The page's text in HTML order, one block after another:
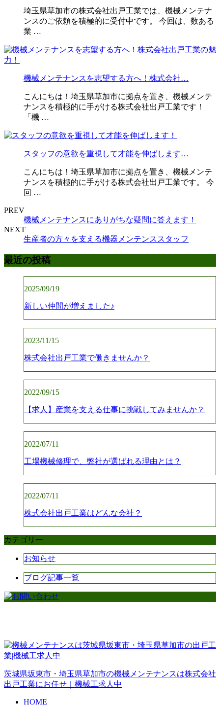
埼玉県草加市の株式会社出戸工業では、機械メンテナ
ンスのご依頼を積極的に受付中です。 今回は、数ある
業 …
機械メンテナンスを志望する方へ！株式会社…
こんにちは！埼玉県草加市に拠点を置き、機械メンテ
ナンスを積極的に手がける株式会社出戸工業です！
「機 …
スタッフの意欲を重視して才能を伸ばします…
こんにちは！埼玉県草加市に拠点を置き、機械メンテ
ナンスを積極的に手がける株式会社出戸工業です。 今
回 …
PREV
機械メンテナンスにありがちな疑問に答えます！
NEXT
生産者の方々を支える機器メンテンススタッフ
最近の投稿
2025/09/19
新しい仲間が増えました♪
2023/11/15
株式会社出戸工業で働きませんか？
2022/09/15
【求人】産業を支える仕事に挑戦してみませんか？
2022/07/11
工場機械修理で、弊社が選ばれる理由とは？
2022/07/11
株式会社出戸工業はどんな会社？
カテゴリー
お知らせ
ブログ記事一覧
茨城県坂東市・埼玉県草加市の機械メンテナンスは株式会社
出戸工業にお任せ｜機械工求人中
HOME